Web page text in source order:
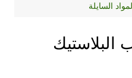
السايلة
البلاستيك